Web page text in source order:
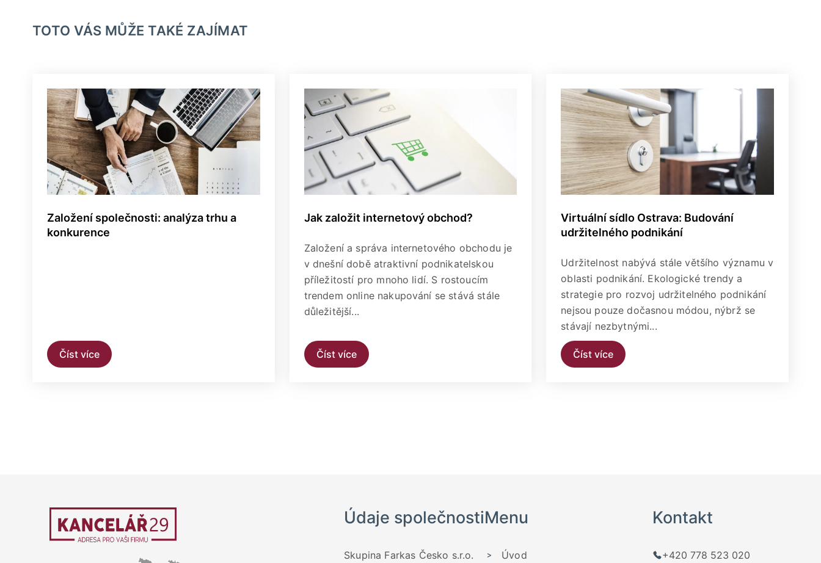
TOTO VÁS MŮŽE TAKÉ ZAJÍMAT
Založení společnosti: analýza trhu a
konkurence
Číst více
Jak založit internetový obchod?
Založení a správa internetového obchodu je
v dnešní době atraktivní podnikatelskou
příležitostí pro mnoho lidí. S rostoucím
trendem online nakupování se stává stále
důležitější...
Číst více
Virtuální sídlo Ostrava: Budování
udržitelného podnikání
Udržitelnost nabývá stále většího významu v
oblasti podnikání. Ekologické trendy a
strategie pro rozvoj udržitelného podnikání
nejsou pouze dočasnou módou, nýbrž se
stávají nezbytnými...
Číst více
Údaje společnosti
Skupina Farkas Česko s.r.o.
Menu
Úvod
Kontakt
+420 778 523 020